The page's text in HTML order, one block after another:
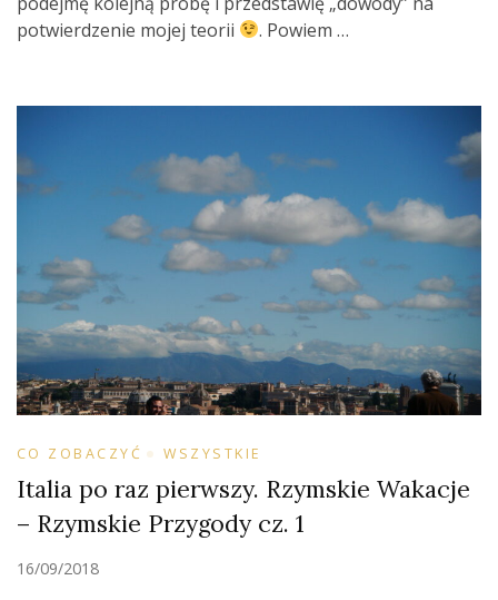
potwierdzenie mojej teorii
. Powiem …
CO ZOBACZYĆ WSZYSTKIE
Italia po raz pierwszy. Rzymskie Wakacje
– Rzymskie Przygody cz. 1
16/09/2018